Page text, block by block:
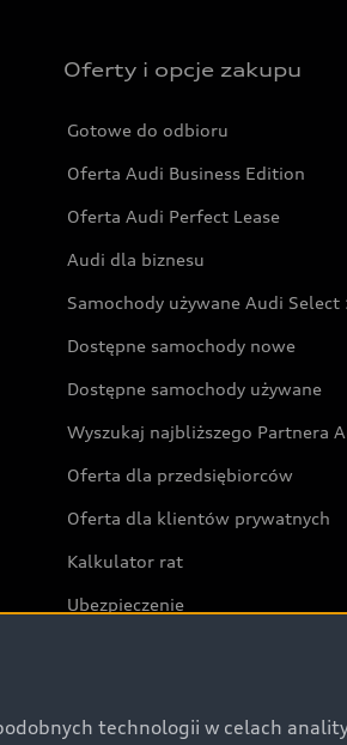
Oferty i opcje zakupu
Gotowe do odbioru
Oferta Audi Business Edition
Oferta Audi Perfect Lease
Audi dla biznesu
Samochody używane Audi Select
Dostępne samochody nowe
Dostępne samochody używane
Wyszukaj najbliższego Partnera
Oferta dla przedsiębiorców
Oferta dla klientów prywatnych
Kalkulator rat
Ubezpieczenie
Audi exclusive
technologii w celach